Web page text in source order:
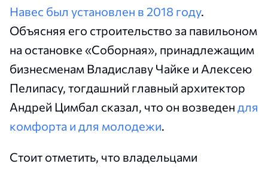
Навес был установлен в 2018 году.
Объясняя его строительство за павильоном
на остановке «Соборная», принадлежащим
бизнесменам Владиславу Чайке и Алексею
Пелипасу, тогдашний главный архитектор
Андрей Цимбал сказал, что он возведен для
комфорта и для молодежи.
Стоит отметить, что владельцами